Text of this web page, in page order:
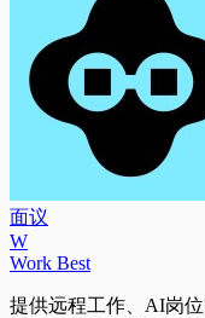
面议
W
Work Best
提供远程工作、AI岗